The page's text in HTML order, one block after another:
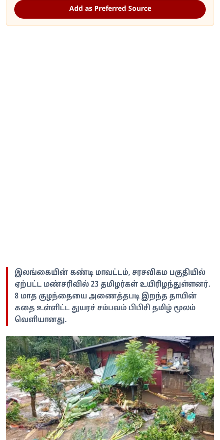
Add as Preferred Source
இலங்கையின் கண்டி மாவட்டம், சரசவிகம பகுதியில்
ஏற்பட்ட மண்சரிவில் 23 தமிழர்கள் உயிரிழந்துள்ளனர்.
8 மாத குழந்தையை அணைத்தபடி இறந்த தாயின்
கதை உள்ளிட்ட துயரச் சம்பவம் பிபிசி தமிழ் மூலம்
வெளியானது.